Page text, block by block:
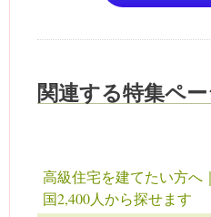
関連する特集ペ
高級住宅を建てたい方へ
国2,400人から探せます